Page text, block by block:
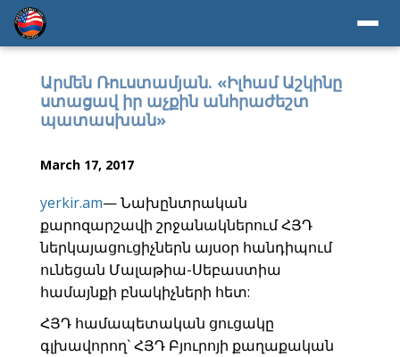
Արմեն Ռուստամյան. «Իլհամ Աշկինը
ստացավ իր աչքին անհրաժեշտ
պատասխան»
March 17, 2017
yerkir.am— Նախընտրական
քարոզարշավի շրջանակներում ՀՅԴ
ներկայացուցիչներն այսօր հանդիպում
ունեցան Մալաթիա-Սեբաստիա
համայնքի բնակիչների հետ:
ՀՅԴ համապետական ցուցակը
գլխավորող` ՀՅԴ Բյուրոյի քաղաքական